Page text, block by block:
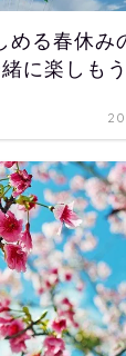
める春休み
に楽しもう